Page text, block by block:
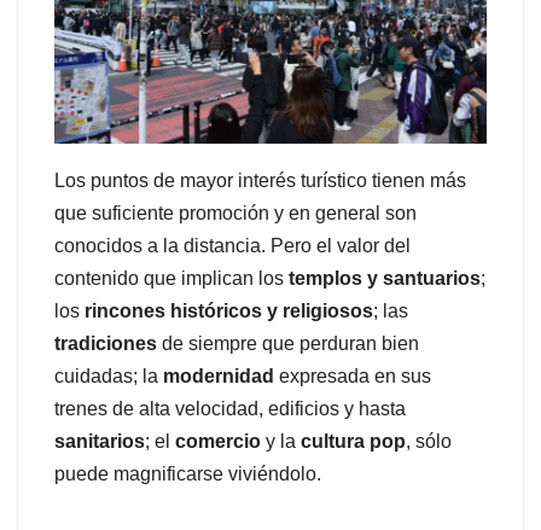
Los puntos de mayor interés turístico tienen más
que suficiente promoción y en general son
conocidos a la distancia. Pero el valor del
contenido que implican los templos y santuarios;
los rincones históricos y religiosos; las
tradiciones de siempre que perduran bien
cuidadas; la modernidad expresada en sus
trenes de alta velocidad, edificios y hasta
sanitarios; el comercio y la cultura pop, sólo
puede magnificarse viviéndolo.